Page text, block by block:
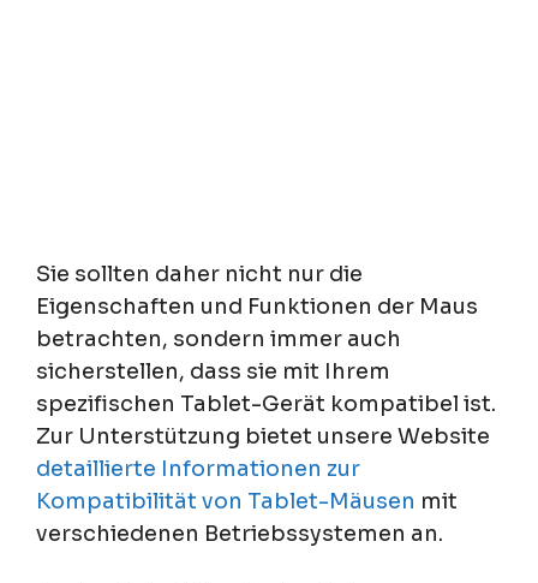
Sie sollten daher nicht nur die
Eigenschaften und Funktionen der Maus
betrachten, sondern immer auch
sicherstellen, dass sie mit Ihrem
spezifischen Tablet-Gerät kompatibel ist.
Zur Unterstützung bietet unsere Website
detaillierte Informationen zur
Kompatibilität von Tablet-Mäusen mit
verschiedenen Betriebssystemen an.